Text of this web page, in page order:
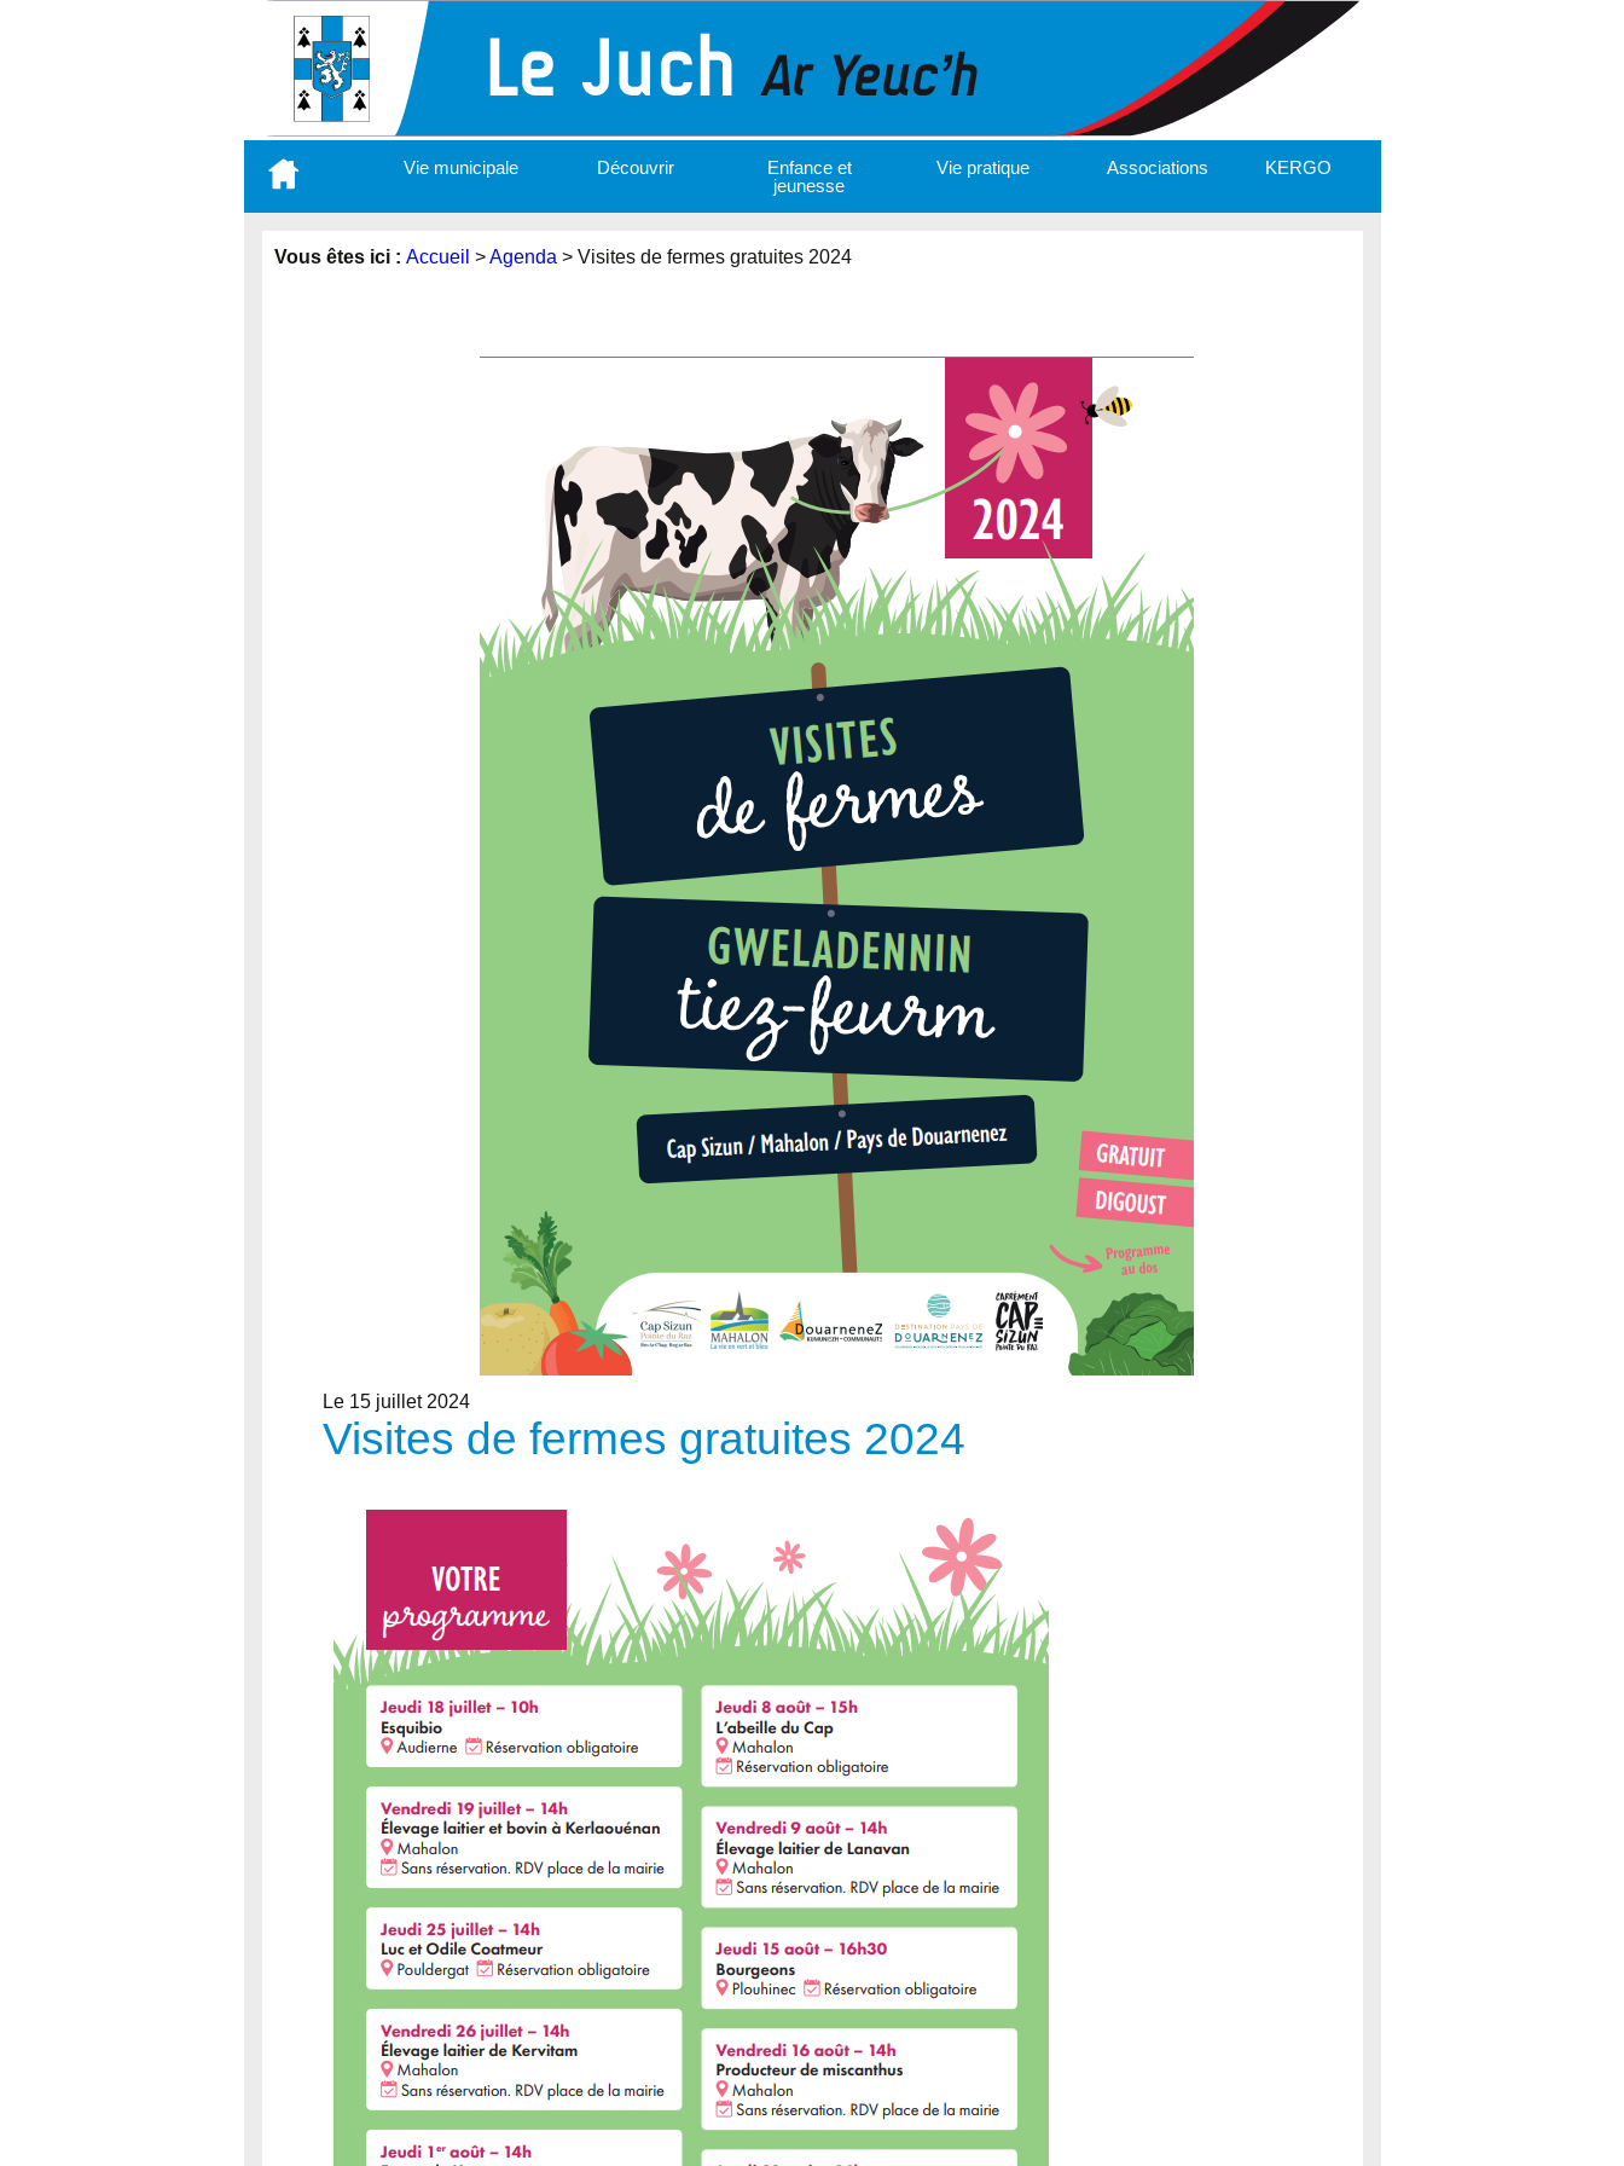
contenu
Vie municipale Découvrir
Enfance et
jeunesse
Vie pratique Associations KERGO
Vous êtes ici : Accueil >Agenda > Visites de fermes gratuites 2024
Le 15 juillet 2024
Visites de fermes gratuites 2024